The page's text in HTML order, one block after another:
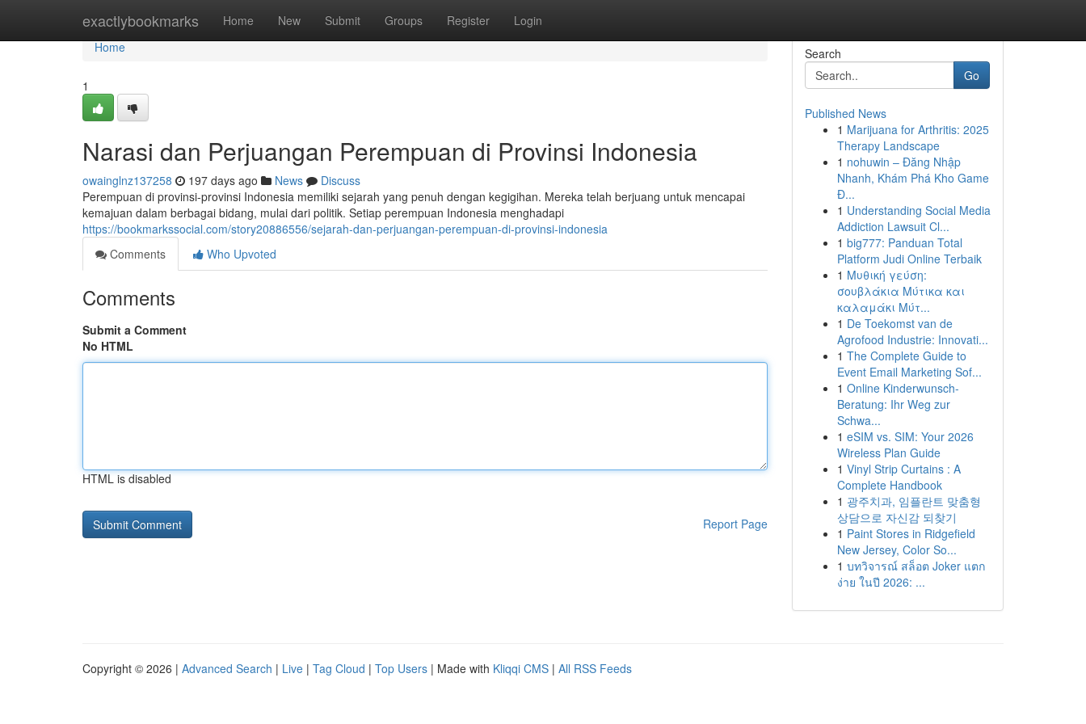
exactlybookmarks Home New Submit Groups Register Login
Home
Home
1
Narasi dan Perjuangan Perempuan di Provinsi Indonesia
owainglnz137258 197 days ago News
Discuss
Perempuan di provinsi-provinsi Indonesia memiliki sejarah yang penuh dengan kegigihan. Mereka telah berjuang untuk mencapai
kemajuan dalam berbagai bidang, mulai dari politik. Setiap perempuan Indonesia menghadapi
https://bookmarkssocial.com/story20886556/sejarah-dan-perjuangan-perempuan-di-provinsi-indonesia
Comments
Who Upvoted
Comments
Submit a Comment
No HTML
HTML is disabled
Report Page
Search
Go
Published News
1 Marijuana for Arthritis: 2025
Therapy Landscape
1 nohuwin – Đăng Nhập
Nhanh, Khám Phá Kho Game
Đ...
1 Understanding Social Media
Addiction Lawsuit Cl...
1 big777: Panduan Total
Platform Judi Online Terbaik
1 Μυθική γεύση:
σουβλάκια Μύτικα και
καλαμάκι Μύτ...
1 De Toekomst van de
Agrofood Industrie: Innovati...
1 The Complete Guide to
Event Email Marketing Sof...
1 Online Kinderwunsch-
Beratung: Ihr Weg zur
Schwa...
1 eSIM vs. SIM: Your 2026
Wireless Plan Guide
1 Vinyl Strip Curtains : A
Complete Handbook
1 광주치과, 임플란트 맞춤형
상담으로 자신감 되찾기
1 Paint Stores in Ridgefield
New Jersey, Color So...
1 บทวิจารณ์ สล็อต Joker แตก
ง่าย ในปี 2026: ...
Copyright © 2026 | Advanced Search | Live | Tag Cloud | Top Users | Made with Kliqqi CMS | All RSS Feeds